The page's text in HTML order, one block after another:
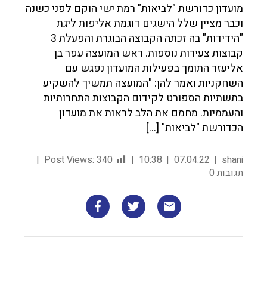
מועדון כדורשת "לביאות" רמת ישי הוקם לפני כשנה
וכבר מציין שלל הישגים דוגמת אליפות ליגת
"הידידות" בה זכתה הקבוצה הבוגרת והפעלת 3
קבוצות צעירות נוספות. ראש המועצה עפר בן
אליעזר התומך בפעילות המועדון נפגש עם
השחקניות ואמר להן: "המועצה תמשיך להשקיע
בתשתיות הספורט לקידום הקבוצות התחרותיות
והעממיות. מחמם את הלב לראות את מועדון
הכדורשת "לביאות" […]
shani
07.04.22
10:38
Post Views: 340
תגובות 0